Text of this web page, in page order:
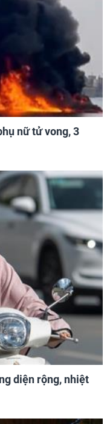
nữ tử vong, 3
diện rộng, nhiệt